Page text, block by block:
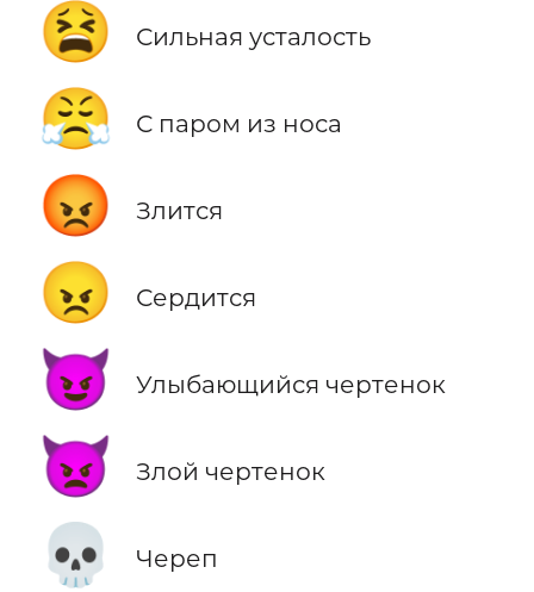
😫 Сильная усталость
😤 С паром из носа
😡 Злится
😠 Сердится
😈 Улыбающийся чертенок
👿 Злой чертенок
💀 Череп